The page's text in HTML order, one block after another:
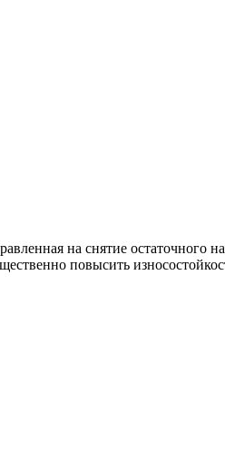
на снятие остаточного
повысить